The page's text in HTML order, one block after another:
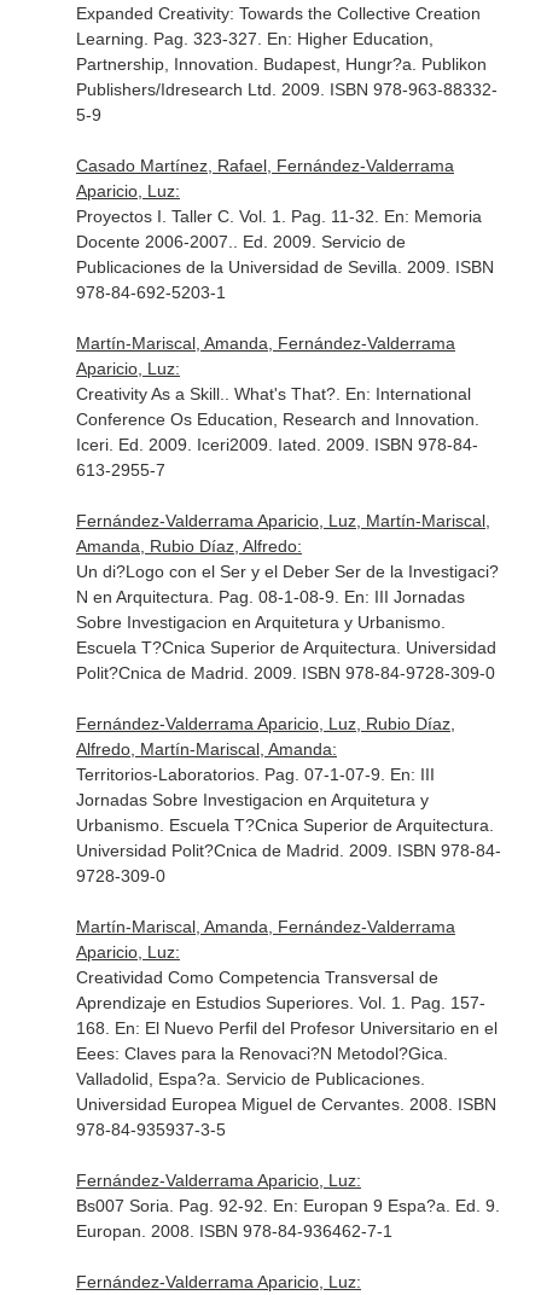
Expanded Creativity: Towards the Collective Creation
Learning. Pag. 323-327. En: Higher Education,
Partnership, Innovation . Budapest, Hungr?a. Publikon
Publishers/Idresearch Ltd. 2009. ISBN 978-963-88332-
5-9
Casado Martínez, Rafael, Fernández-Valderrama
Aparicio, Luz:
Proyectos I. Taller C. Vol. 1. Pag. 11-32. En: Memoria
Docente 2006-2007.
. Ed. 2009. Servicio de
Publicaciones de la Universidad de Sevilla. 2009. ISBN
978-84-692-5203-1
Martín-Mariscal, Amanda, Fernández-Valderrama
Aparicio, Luz:
Creativity As a Skill.. What's That?. En: International
Conference Os Education, Research and Innovation.
Iceri. Ed. 2009. Iceri2009. Iated. 2009. ISBN 978-84-
613-2955-7
Fernández-Valderrama Aparicio, Luz, Martín-Mariscal,
Amanda, Rubio Díaz, Alfredo:
Un di?Logo con el Ser y el Deber Ser de la Investigaci?
N en Arquitectura. Pag. 08-1-08-9. En: III Jornadas
Sobre Investigacion en Arquitetura y Urbanismo.
Escuela T?Cnica Superior de Arquitectura. Universidad
Polit?Cnica de Madrid. 2009. ISBN 978-84-9728-309-0
Fernández-Valderrama Aparicio, Luz, Rubio Díaz,
Alfredo, Martín-Mariscal, Amanda:
Territorios-Laboratorios. Pag. 07-1-07-9. En: III
Jornadas Sobre Investigacion en Arquitetura y
Urbanismo. Escuela T?Cnica Superior de Arquitectura.
Universidad Polit?Cnica de Madrid. 2009. ISBN 978-84-
9728-309-0
Martín-Mariscal, Amanda, Fernández-Valderrama
Aparicio, Luz:
Creatividad Como Competencia Transversal de
Aprendizaje en Estudios Superiores. Vol. 1. Pag. 157-
168. En: El Nuevo Perfil del Profesor Universitario en el
Eees: Claves para la Renovaci?N Metodol?Gica
Valladolid, Espa?a. Servicio de Publicaciones.
Universidad Europea Miguel de Cervantes. 2008. ISBN
978-84-935937-3-5
Fernández-Valderrama Aparicio, Luz:
Bs007 Soria. Pag. 92-92. En: Europan 9 Espa?a . Ed. 9.
Europan. 2008. ISBN 978-84-936462-7-1
Fernández-Valderrama Aparicio, Luz: